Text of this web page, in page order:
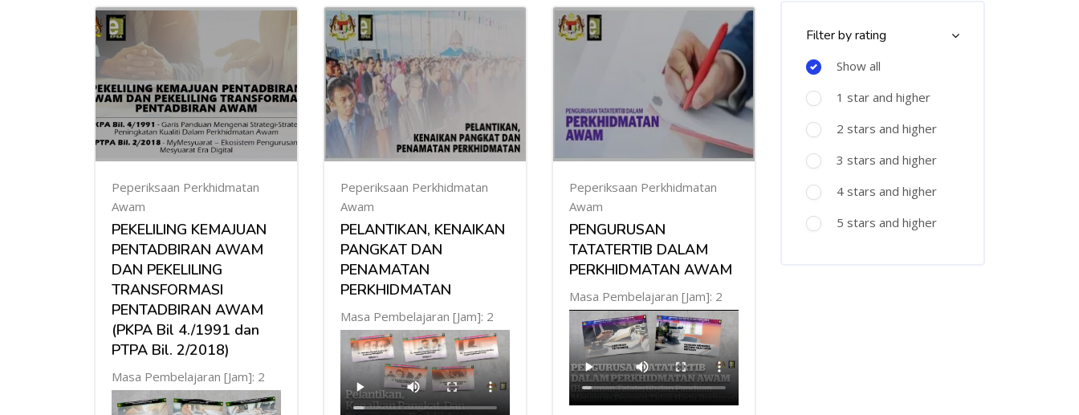
Peperiksaan Perkhidmatan
Awam
PEKELILING KEMAJUAN
PENTADBIRAN AWAM
DAN PEKELILING
TRANSFORMASI
PENTADBIRAN AWAM
(PKPA Bil 4./1991 dan
PTPA Bil. 2/2018)
Masa Pembelajaran [Jam]: 2
Peperiksaan Perkhidmatan
Awam
PELANTIKAN, KENAIKAN
PANGKAT DAN
PENAMATAN
PERKHIDMATAN
Masa Pembelajaran [Jam]: 2
Peperiksaan Perkhidmatan
Awam
PENGURUSAN
TATATERTIB DALAM
PERKHIDMATAN AWAM
Masa Pembelajaran [Jam]: 2
Filter by rating
Show all
1 star and higher
2 stars and higher
3 stars and higher
4 stars and higher
5 stars and higher